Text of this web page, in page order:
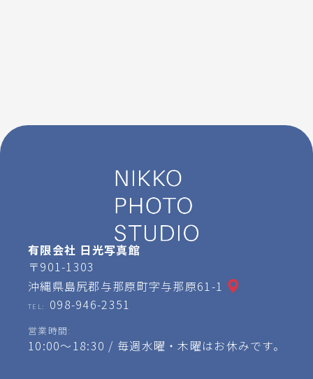
有限会社 日光写真館
〒901-1303
沖縄県島尻郡与那原町字与那原61-1
TEL: 098-946-2351
営業時間:
10:00～18:30 / 毎週水曜・木曜はお休みです。